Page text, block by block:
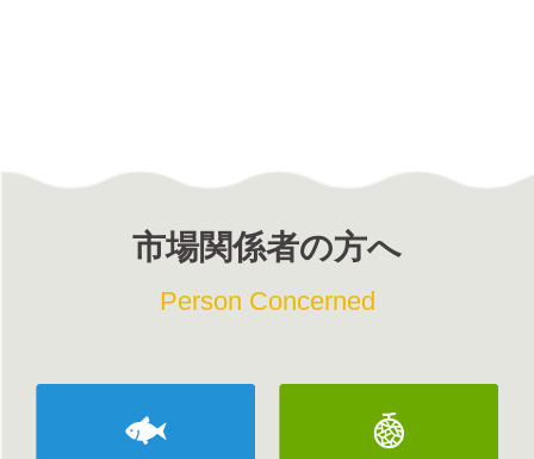
市場関係者の方へ
Person Concerned